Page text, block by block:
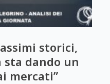
storici,
sta dando un
mercati”